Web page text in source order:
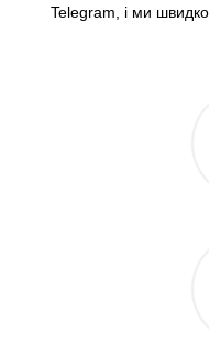
Telegram, і ми